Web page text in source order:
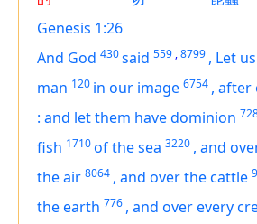
Genesis 1:26
And God 430said 559 ,8799 , Let
man 120 in our image 6754 , after
: and let them have dominion
fish 1710of the sea 3220 , and
the air 8064 , and over the cattle
the earth 776 , and over every